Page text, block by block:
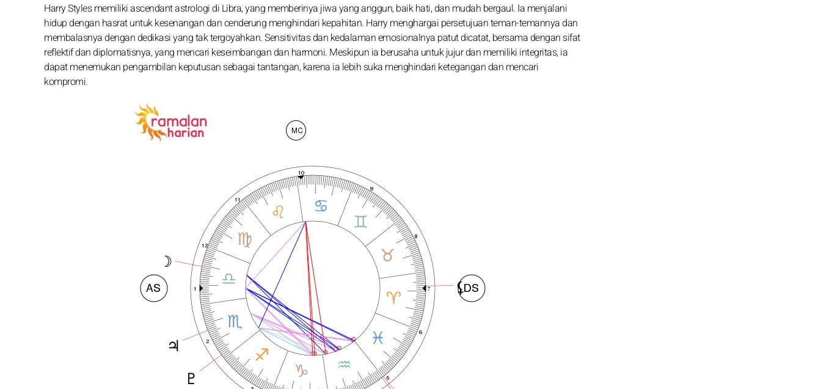
Harry Styles memiliki ascendant astrologi di Libra, yang memberinya jiwa yang anggun, baik hati, dan mudah bergaul. Ia menjalani
hidup dengan hasrat untuk kesenangan dan cenderung menghindari kepahitan. Harry menghargai persetujuan teman-temannya dan
membalasnya dengan dedikasi yang tak tergoyahkan. Sensitivitas dan kedalaman emosionalnya patut dicatat, bersama dengan sifat
reflektif dan diplomatisnya, yang mencari keseimbangan dan harmoni. Meskipun ia berusaha untuk jujur dan memiliki integritas, ia
dapat menemukan pengambilan keputusan sebagai tantangan, karena ia lebih suka menghindari ketegangan dan mencari
kompromi.